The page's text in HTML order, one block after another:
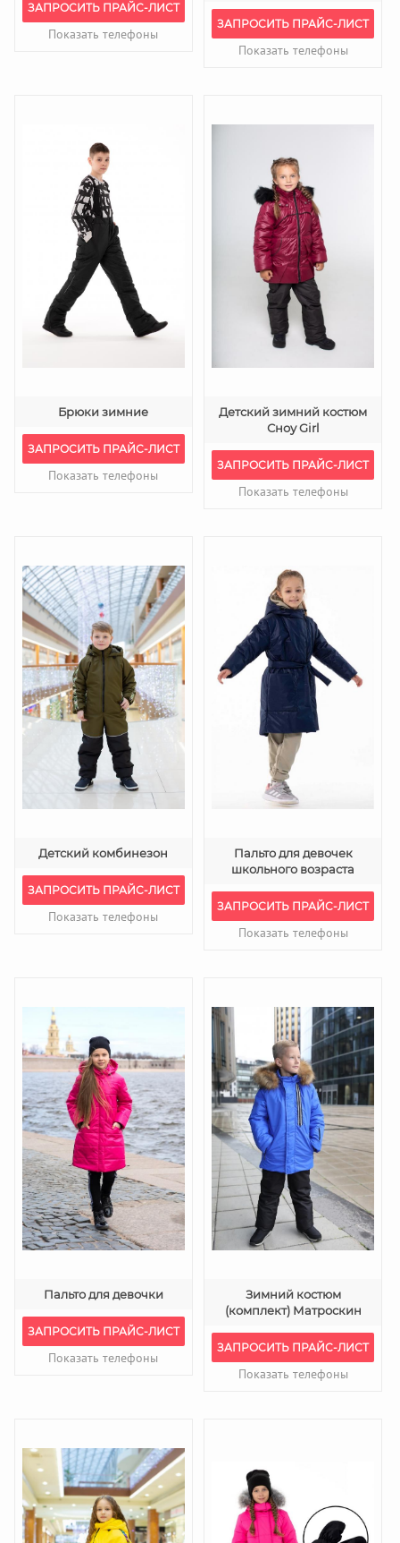
ЗАПРОСИТЬ ПРАЙС-ЛИСТ
Показать телефоны
ЗАПРОСИТЬ ПРАЙС-ЛИСТ
Показать телефоны
Брюки зимние
ЗАПРОСИТЬ ПРАЙС-ЛИСТ
Показать телефоны
Детский зимний костюм
Сноу Girl
ЗАПРОСИТЬ ПРАЙС-ЛИСТ
Показать телефоны
Детский комбинезон
ЗАПРОСИТЬ ПРАЙС-ЛИСТ
Показать телефоны
Пальто для девочек
школьного возраста
ЗАПРОСИТЬ ПРАЙС-ЛИСТ
Показать телефоны
Пальто для девочки
ЗАПРОСИТЬ ПРАЙС-ЛИСТ
Показать телефоны
Зимний костюм
(комплект) Матроскин
ЗАПРОСИТЬ ПРАЙС-ЛИСТ
Показать телефоны